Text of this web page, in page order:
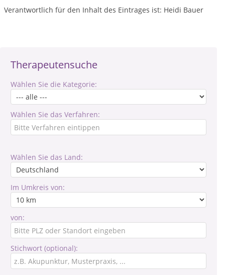
Therapeutensuche
Wählen Sie die Kategorie:
Wählen Sie das Verfahren:
Wählen Sie das Land:
Im Umkreis von:
von:
Stichwort (optional):
Verantwortlich für den Inhalt des Eintrages ist: Heidi Bauer